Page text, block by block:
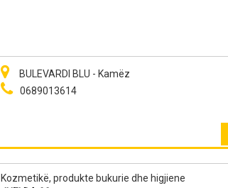
BULEVARDI BLU - Kamëz
0689013614
Kozmetikë, produkte bukurie dhe higjiene